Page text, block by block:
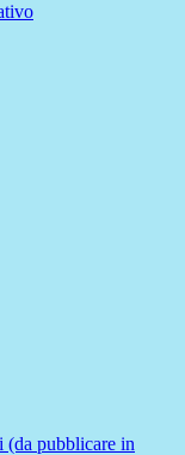
pubblicare in